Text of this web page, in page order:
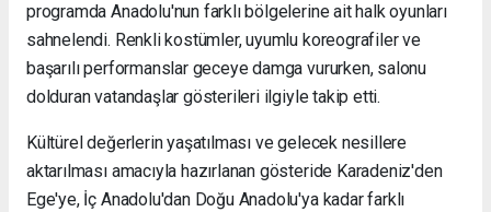
programda Anadolu'nun farklı bölgelerine ait halk oyunları
sahnelendi. Renkli kostümler, uyumlu koreografiler ve
başarılı performanslar geceye damga vururken, salonu
dolduran vatandaşlar gösterileri ilgiyle takip etti.
Kültürel değerlerin yaşatılması ve gelecek nesillere
aktarılması amacıyla hazırlanan gösteride Karadeniz'den
Ege'ye, İç Anadolu'dan Doğu Anadolu'ya kadar farklı